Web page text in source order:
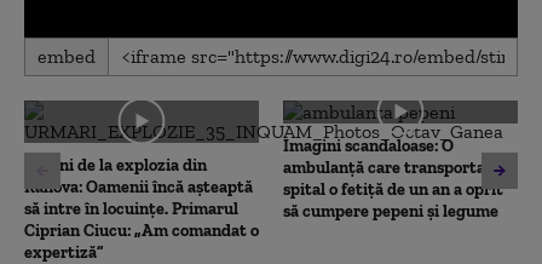
0
seconds
0
seconds
embed
10 luni de la explozia din
Rahova: Oamenii încă așteaptă
să intre în locuințe. Primarul
Ciprian Ciucu: „Am comandat o
expertiză”
Imagini scandaloase: O
ambulanță care transporta la
spital o fetiță de un an a oprit
să cumpere pepeni și legume